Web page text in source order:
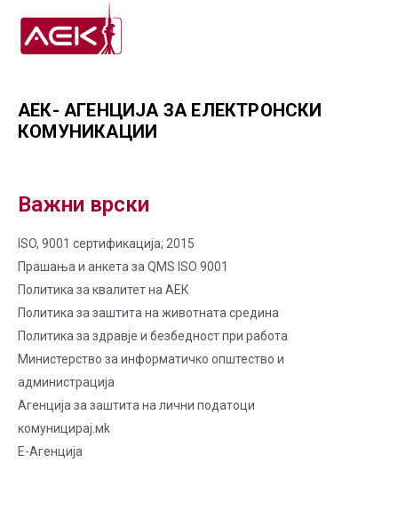
АЕК- АГЕНЦИЈА ЗА ЕЛЕКТРОНСКИ
КОМУНИКАЦИИ
Важни врски
ISO, 9001 сертификација; 2015
Прашања и анкета за QMS ISO 9001
Политика за квалитет на AЕК
Политика за заштита на животната средина
Политика за здравје и безбедност при работа
Министерство за информатичко општество и
администрација
Агенција за заштита на лични податоци
комуницирај.мk
Е-Агенција